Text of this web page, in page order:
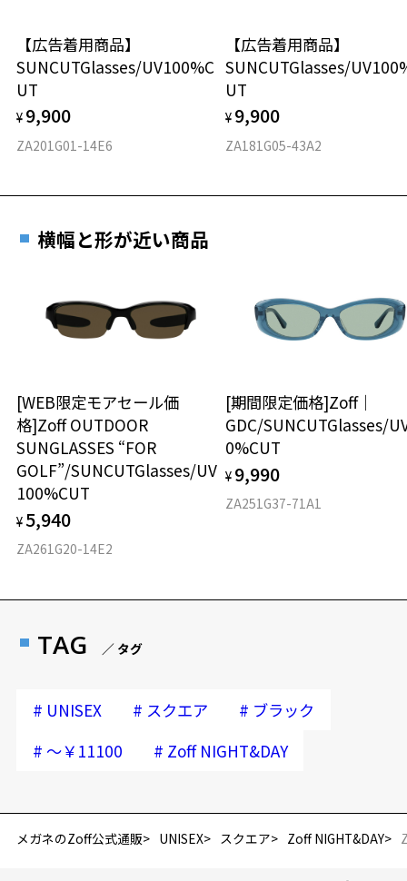
お気に入りリストは
TEL：0120-013-883
使用上の注意：高温のところに置いたり、傷をつけるような金属と一
緒にしまわないようご注意下さい。
材質
フロント素材：French Plastic
【広告着用商品】
SUNCUTGlasses/UV100%C
UT
¥ 9,900
ZA201G01-14E6
【広告着用商品】
SUNCUTGlasses/
UT
¥ 9,900
ZA181G05-43A2
横幅と形が近い商品
[WEB限定モアセール価
格]Zoff OUTDOOR
SUNGLASSES “FOR
GOLF”/SUNCUTGlasses/UV
100%CUT
¥ 5,940
ZA261G20-14E2
[期間限定価格]Zoff｜
GDC/SUNCUTGlasses/
0%CUT
¥ 9,990
ZA251G37-71A1
TAG ／ タグ
# UNISEX # スクエア # ブラック
# ～￥11100 # Zoff NIGHT&DAY
メガネのZoff公式通販 UNISEX スクエア Zoff NIGHT&DAY